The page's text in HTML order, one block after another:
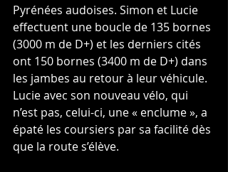
Pyrénées audoises. Simon et Lucie
effectuent une boucle de 135 bornes
(3000 m de D+) et les derniers cités
ont 150 bornes (3400 m de D+) dans
les jambes au retour à leur véhicule.
Lucie avec son nouveau vélo, qui
n’est pas, celui-ci, une « enclume », a
épaté les coursiers par sa facilité dès
que la route s’élève.